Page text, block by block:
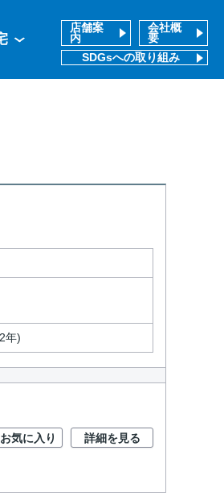
店舗案
内
会社概
要
SDGsへの取り組み
年)
お気に入り 詳細を見る